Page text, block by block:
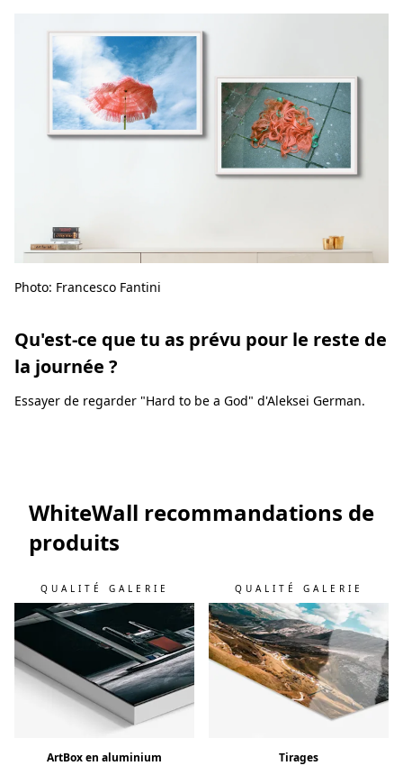
Photo: Francesco Fantini
Qu'est-ce que tu as prévu pour le reste de
la journée ?
Essayer de regarder "Hard to be a God" d'Aleksei German.
WhiteWall recommandations de
produits
QUALITÉ GALERIE
ArtBox en aluminium
QUALITÉ GALERIE
Tirages